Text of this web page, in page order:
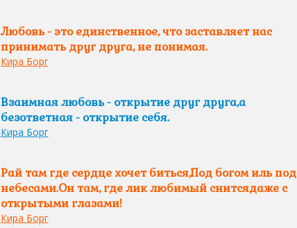
Любовь - это единственное, что заставляет нас
принимать друг друга, не понимая.
Кира Борг
Взаимная любовь - открытие друг друга,а
безответная - открытие себя.
Кира Борг
Рай там где сердце хочет биться,Под богом иль под
небесами.Он там, где лик любимый снитсядаже с
открытыми глазами!
Кира Борг